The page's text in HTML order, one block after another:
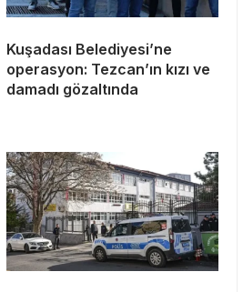
Kuşadası Belediyesi’ne
operasyon: Tezcan’ın kızı ve
damadı gözaltında